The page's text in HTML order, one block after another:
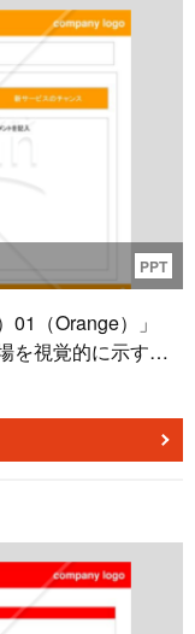
PPT
01（Orange）」
を視覚的に示すパ
を用いて業界内で
。この書式はマー
なビジネスチャン
ンプレートを使
ることができま